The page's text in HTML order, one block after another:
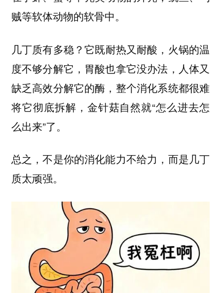
贼等软体动物的软骨中。
几丁质有多稳？它既耐热又耐酸 ，火锅的温
度不够分解它，胃酸也拿它没办法，人体又
缺乏高效分解它的酶，整个消化系统都很难
将它彻底拆解，金针菇自然就“怎么进去怎
么出来”了。
总之，不是你的消化能力不给力，而是几丁
质太顽强。